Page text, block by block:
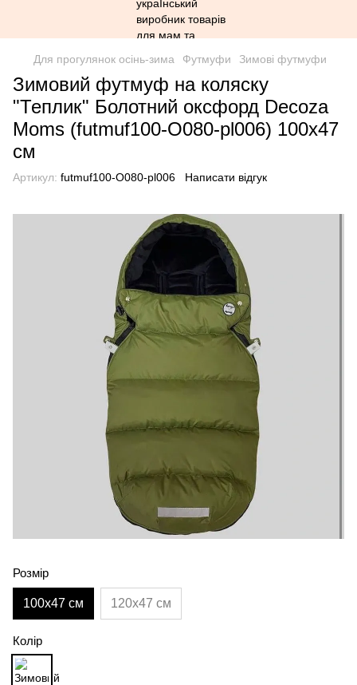
Для прогулянок осінь-зима Футмуфи Зимові футмуфи
Зимовий футмуф на коляску
"Теплик" Болотний оксфорд Decoza
Moms (futmuf100-O080-pl006) 100х47
см
Артикул: futmuf100-O080-pl006 Написати відгук
Розмір
100х47 см 120х47 см
Колір